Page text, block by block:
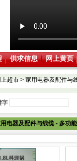
供求信息 网上黄页
上超市> 家用电器及配件与
字
电器及配件与线缆 - 多功